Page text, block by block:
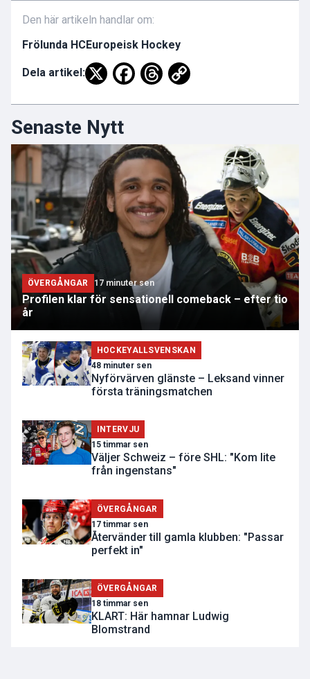
Den här artikeln handlar om:
Frölunda HCEuropeisk Hockey
Dela artikel:
Senaste Nytt
ÖVERGÅNGAR 17 minuter sen
Profilen klar för sensationell comeback – efter tio
år
HOCKEYALLSVENSKAN
48 minuter sen
Nyförvärven glänste – Leksand vinner
första träningsmatchen
INTERVJU
15 timmar sen
Väljer Schweiz – före SHL: "Kom lite
från ingenstans"
ÖVERGÅNGAR
17 timmar sen
Återvänder till gamla klubben: "Passar
perfekt in"
ÖVERGÅNGAR
18 timmar sen
KLART: Här hamnar Ludwig
Blomstrand